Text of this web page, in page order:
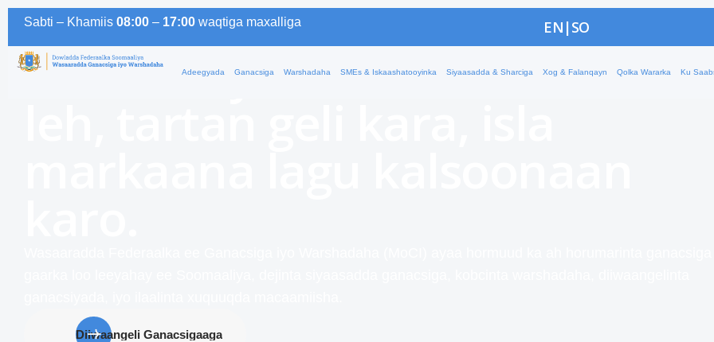
Sabti – Khamiis 08:00 – 17:00 waqtiga maxalliga EN | SO
Adeegyada Ganacsiga Warshadaha SMEs & Iskaashatooyinka Siyaasadda & Sharciga Xog & Falanqayn Qolka Wararka Ku
Horumarinta dhaqaale
Soomaaliyeed oo wax soo saar
Diiwaangeli Ganacsigaaga